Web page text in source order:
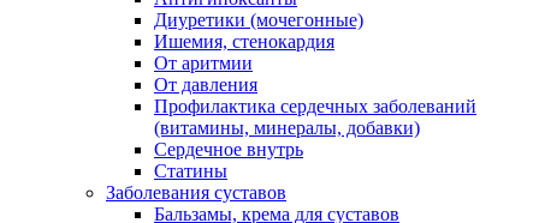
Диуретики (мочегонные)
Ишемия, стенокардия
От аритмии
От давления
Профилактика сердечных заболеваний
(витамины, минералы, добавки)
Сердечное внутрь
Статины
Заболевания суставов
Бальзамы, крема для суставов